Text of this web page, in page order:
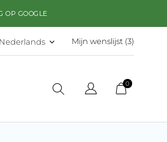
OP GOOGLE
Nederlands keyboard_arrow_down Mijn wenslijst (3)
0